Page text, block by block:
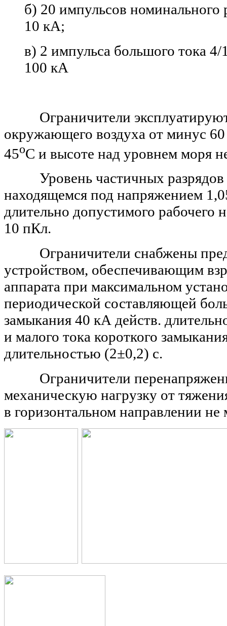
б) 20 импульсов номинального
10 кА;
в) 2 импульса большого тока 4/
100 кА
Ограничители
окружающего воздуха от минус 60
45оС и высоте над уровнем моря
Уровень частичных разрядов
находящемся под напряжением
длительно допустимого рабочего
10 пКл.
Ограничители снабжены
устройством, обеспечивающим
аппарата при максимальном
периодической составляющей
замыкания 40 кА действ.
и малого тока короткого
длительностью (2±0,2) с.
Ограничители
механическую нагрузку от
в горизонтальном направлении